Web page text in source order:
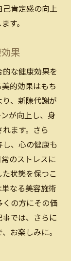
己肯定感の向上
す。
果
な健康効果を
的効果はもち
、新陳代謝が
が向上し、身
ます。さら
、心の健康も
のストレスに
状態を保つこ
なる美容施術
くの方にその価
では、さらに
お楽しみに。